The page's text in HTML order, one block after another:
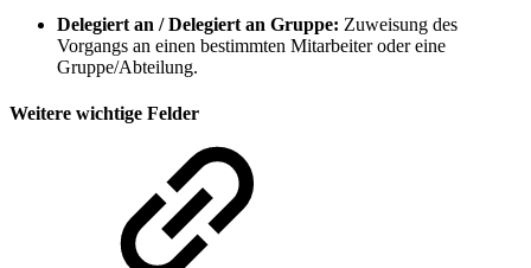
Delegiert an / Delegiert an Gruppe: Zuweisung des
Vorgangs an einen bestimmten Mitarbeiter oder eine
Gruppe/Abteilung.
Weitere wichtige Felder